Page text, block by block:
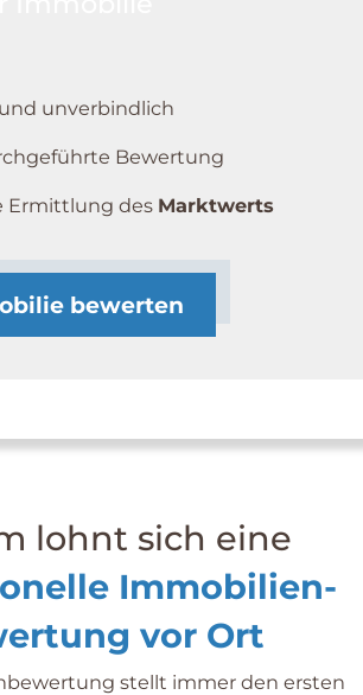
und unverbindlich
Bewertung
Ermittlung des Marktwerts
bewerten
lohnt sich eine
Immobilien­
vor Ort
stellt immer den ersten